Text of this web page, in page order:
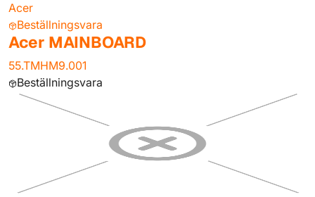
Acer
Beställningsvara
Acer MAINBOARD
55.TMHM9.001
Beställningsvara